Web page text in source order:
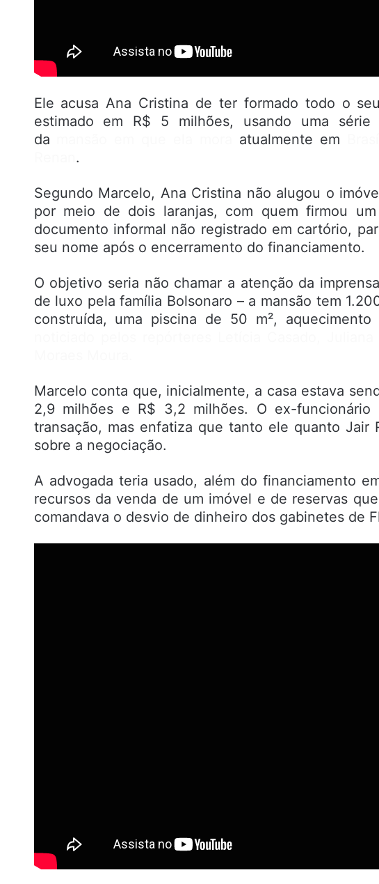
Ele acusa Ana Cristina de ter formado todo o
estimado em R$ 5 milhões, usando uma
da
atualmente em
.
Segundo Marcelo, Ana Cristina não alugou o
por meio de dois laranjas, com quem firmou
documento informal não registrado em cartório,
seu nome após o encerramento do financiamento.
O objetivo seria não chamar a atenção da
de luxo pela família Bolsonaro – a mansão tem
construída, uma piscina de 50 m²,
Marcelo conta que, inicialmente, a casa estava
2,9 milhões e R$ 3,2 milhões. O ex-
transação, mas enfatiza que tanto ele quanto Jair
sobre a negociação.
A advogada teria usado, além do financiamento
recursos da venda de um imóvel e de reservas
comandava o desvio de dinheiro dos gabinetes de